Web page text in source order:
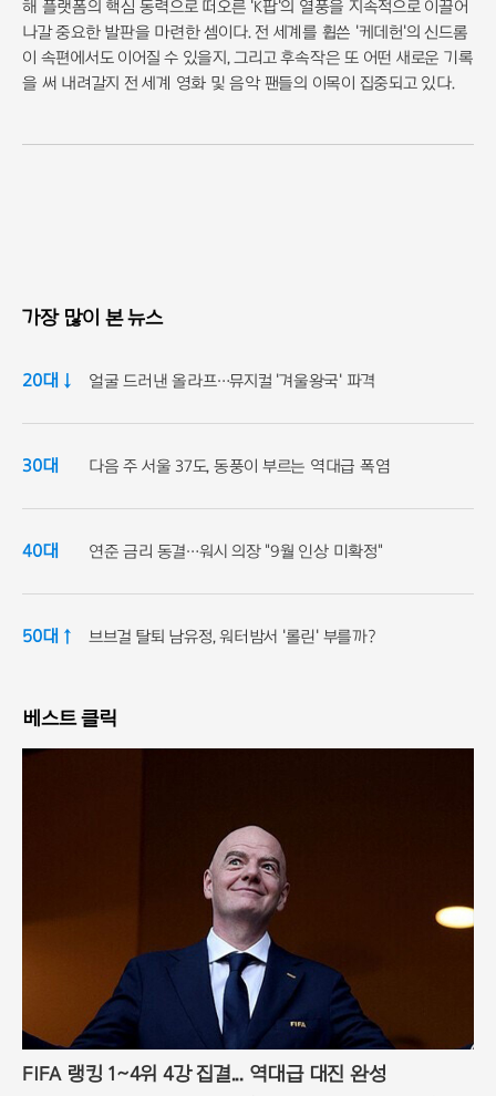
해 플랫폼의 핵심 동력으로 떠오른 'K팝'의 열풍을 지속적으로 이끌어
나갈 중요한 발판을 마련한 셈이다. 전 세계를 휩쓴 '케데헌'의 신드롬
이 속편에서도 이어질 수 있을지, 그리고 후속작은 또 어떤 새로운 기록
을 써 내려갈지 전 세계 영화 및 음악 팬들의 이목이 집중되고 있다.
가장 많이 본 뉴스
20대 ↓ 얼굴 드러낸 올라프…뮤지컬 '겨울왕국' 파격
30대 다음 주 서울 37도, 동풍이 부르는 역대급 폭염
40대 연준 금리 동결…워시 의장 "9월 인상 미확정"
50대 ↑ 브브걸 탈퇴 남유정, 워터밤서 '롤린' 부를까?
베스트 클릭
FIFA 랭킹 1~4위 4강 집결... 역대급 대진 완성